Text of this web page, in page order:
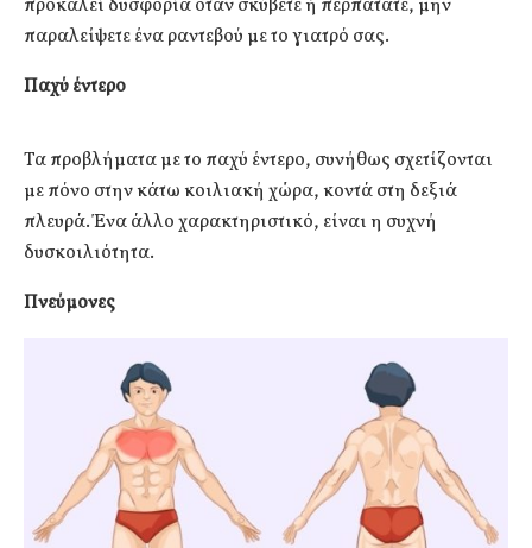
προκαλεί δυσφορία όταν σκύβετε ή περπατάτε, μην
παραλείψετε ένα ραντεβού με το γιατρό σας.
Παχύ έντερο
Τα προβλήματα με το παχύ έντερο, συνήθως σχετίζονται
με πόνο στην κάτω κοιλιακή χώρα, κοντά στη δεξιά
πλευρά. Ένα άλλο χαρακτηριστικό, είναι η συχνή
δυσκοιλιότητα.
Πνεύμονες